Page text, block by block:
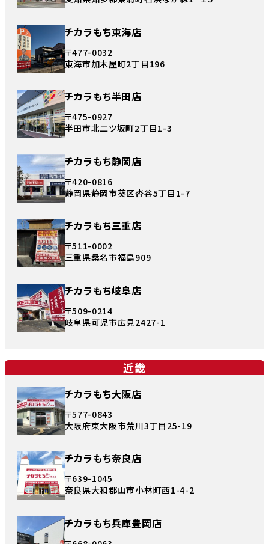
チカラもち東海店
〒477-0032
東海市加木屋町2丁目196
チカラもち半田店
〒475-0927
半田市北二ツ坂町2丁目1-3
チカラもち静岡店
〒420-0816
静岡県静岡市葵区沓谷5丁目1-7
チカラもち三重店
〒511-0002
三重県桑名市福島909
チカラもち岐阜店
〒509-0214
岐阜県可児市広見2427-1
近畿
チカラもち大阪店
〒577-0843
大阪府東大阪市荒川3丁目25-19
チカラもち奈良店
〒639-1045
奈良県大和郡山市小林町西1-4-2
チカラもち兵庫豊岡店